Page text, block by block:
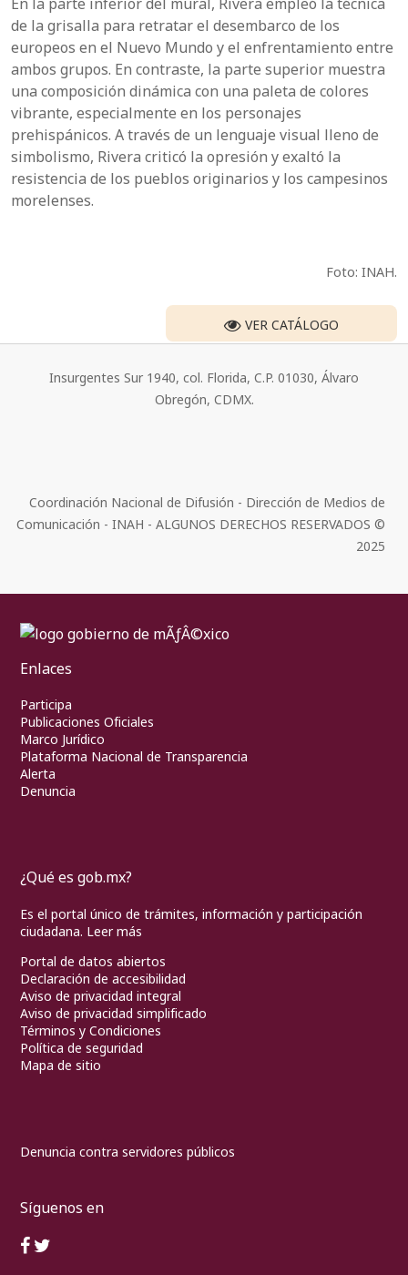
de la grisalla para retratar el desembarco de los
europeos en el Nuevo Mundo y el enfrentamiento entre
ambos grupos. En contraste, la parte superior muestra
una composición dinámica con una paleta de colores
vibrante, especialmente en los personajes
prehispánicos. A través de un lenguaje visual lleno de
simbolismo, Rivera criticó la opresión y exaltó la
resistencia de los pueblos originarios y los campesinos
morelenses.
Foto: INAH.
VER CATÁLOGO
Insurgentes Sur 1940, col. Florida, C.P. 01030, Álvaro
Obregón, CDMX.
Coordinación Nacional de Difusión - Dirección de Medios de
Comunicación - INAH - ALGUNOS DERECHOS RESERVADOS ©
2025
Enlaces
Participa
Publicaciones Oficiales
Marco Jurídico
Plataforma Nacional de Transparencia
Alerta
Denuncia
¿Qué es gob.mx?
Es el portal único de trámites, información y participación
ciudadana. Leer más
Portal de datos abiertos
Declaración de accesibilidad
Aviso de privacidad integral
Aviso de privacidad simplificado
Términos y Condiciones
Política de seguridad
Mapa de sitio
Denuncia contra servidores públicos
Síguenos en